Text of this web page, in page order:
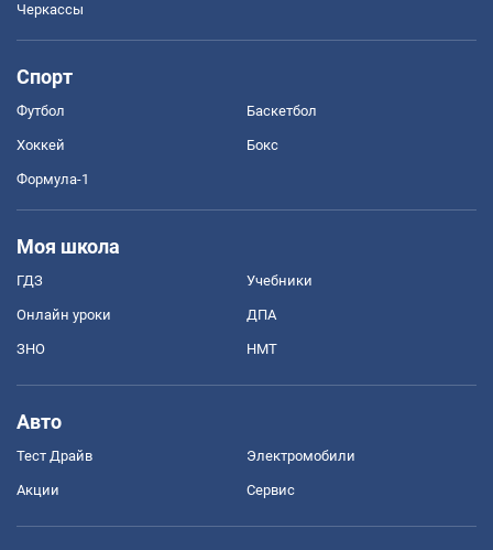
Черкассы
Спорт
Футбол Баскетбол
Хоккей Бокс
Формула-1
Моя школа
ГДЗ Учебники
Онлайн уроки ДПА
ЗНО НМТ
Авто
Тест Драйв Электромобили
Акции Сервис